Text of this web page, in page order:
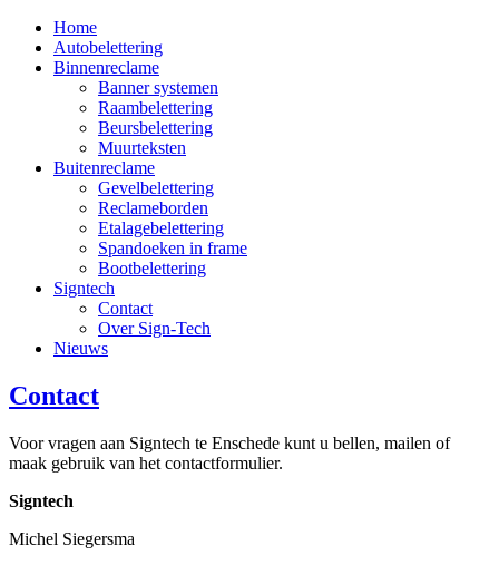
Home
Autobelettering
Binnenreclame
Banner systemen
Raambelettering
Beursbelettering
Muurteksten
Buitenreclame
Gevelbelettering
Reclameborden
Etalagebelettering
Spandoeken in frame
Bootbelettering
Signtech
Contact
Over Sign-Tech
Nieuws
Contact
Voor vragen aan Signtech te Enschede kunt u bellen, mailen of
maak gebruik van het contactformulier.
Signtech
Michel Siegersma